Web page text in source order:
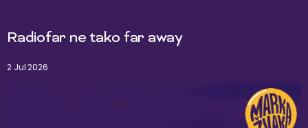
Radiofar ne tako far away
2 Jul 2026